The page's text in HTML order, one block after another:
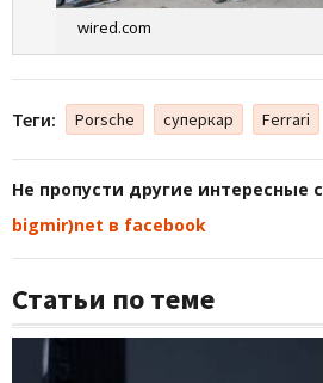
wired.com
Теги: Porsche суперкар Ferrari
Не пропусти другие интересные
bigmir)net в facebook
Статьи по теме